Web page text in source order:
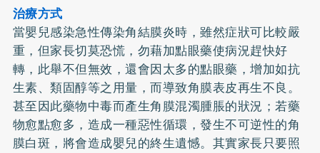
治療方式
當嬰兒感染急性傳染角結膜炎時，雖然症狀可比較嚴
重，但家長切莫恐慌，勿藉加點眼藥使病況趕快好
轉，此舉不但無效，還會因太多的點眼藥，增加如抗
生素、類固醇等之用量，而導致角膜表皮再生不良。
甚至因此藥物中毒而產生角膜混濁腫脹的狀況；若藥
物愈點愈多，造成一種惡性循環，發生不可逆性的角
膜白斑，將會造成嬰兒的終生遺憾。其實家長只要照